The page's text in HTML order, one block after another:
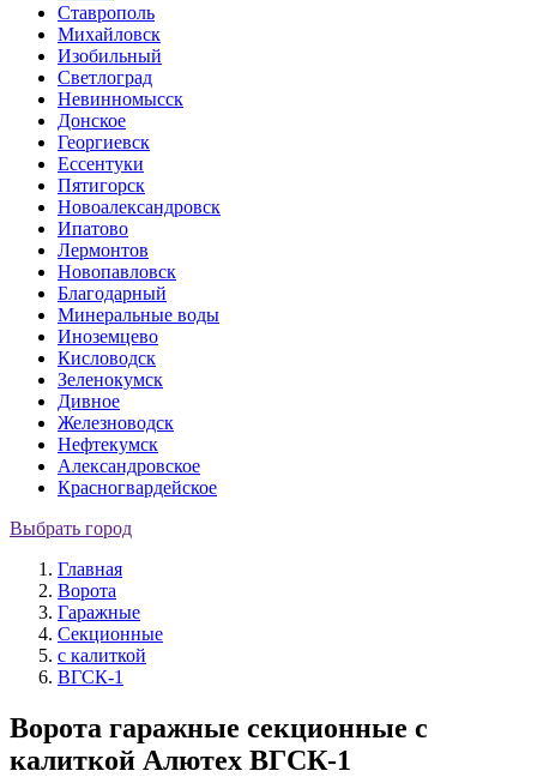
Ставрополь
Михайловск
Изобильный
Светлоград
Невинномысск
Донское
Георгиевск
Ессентуки
Пятигорск
Новоалександровск
Ипатово
Лермонтов
Новопавловск
Благодарный
Минеральные воды
Иноземцево
Кисловодск
Зеленокумск
Дивное
Железноводск
Нефтекумск
Александровское
Красногвардейское
Выбрать город
Главная
Ворота
Гаражные
Секционные
с калиткой
ВГСК-1
Ворота гаражные секционные с
калиткой Алютех ВГСК-1